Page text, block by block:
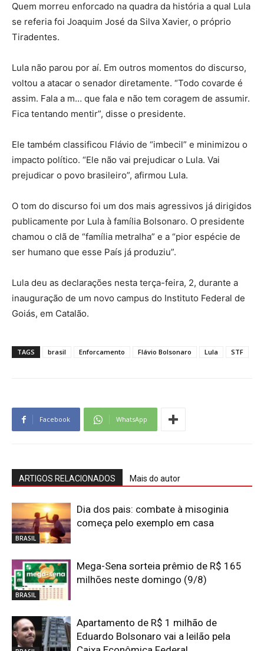
Quem morreu enforcado na quadra da história a qual Lula
se referia foi Joaquim José da Silva Xavier, o próprio
Tiradentes.
Lula não parou por aí. Em outros momentos do discurso,
voltou a atacar o senador diretamente. “Todo covarde é
assim. Fala a m… que fala e não tem coragem de assumir.
Fica tentando mentir”, disse o presidente.
Ele também classificou Flávio de “imbecil” e minimizou o
impacto político. “Ele não vai prejudicar o Lula. Vai
prejudicar o povo brasileiro”, afirmou Lula.
O tom do discurso foi um dos mais agressivos já dirigidos
publicamente por Lula à família Bolsonaro. O presidente
chamou o clã de “família metralha” e a “pior espécie de
ser humano que esse País já produziu”.
Lula deu as declarações nesta terça-feira, 2, durante a
inauguração de um novo campus do Instituto Federal de
Goiás, em Catalão.
TAGS brasil Enforcamento Flávio Bolsonaro Lula STF
Facebook WhatsApp
ARTIGOS RELACIONADOS Mais do autor
BRASIL
Dia dos pais: combate à misoginia
começa pelo exemplo em casa
BRASIL
Mega-Sena sorteia prêmio de R$ 165
milhões neste domingo (9/8)
Apartamento de R$ 1 milhão de
Eduardo Bolsonaro vai a leilão pela